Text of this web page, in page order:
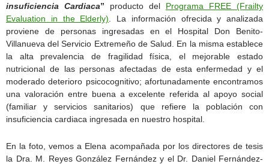
insuficiencia Cardiaca” producto del Programa FREE (Frailty
Evaluation in the Elderly) . La información ofrecida y analizada
proviene de personas ingresadas en el Hospital Don Benito-
Villanueva del Servicio Extremeño de Salud. En la misma establece
la alta prevalencia de fragilidad física, el mejorable estado
nutricional de las personas afectadas de esta enfermedad y el
moderado deterioro psicocognitivo; afortunadamente encontramos
una valoración entre buena a excelente referida al apoyo social
(familiar y servicios sanitarios) que refiere la población con
insuficiencia cardiaca ingresada en nuestro hospital.
En la foto, vemos a Elena acompañada por los directores de tesis
la Dra. M. Reyes González Fernández y el Dr. Daniel Fernández-